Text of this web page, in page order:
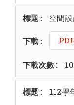
空間
PDF
112學